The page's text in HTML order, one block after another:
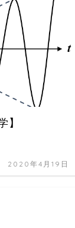
】
2020年4月19日